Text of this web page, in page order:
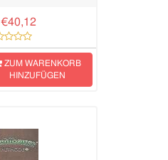
€40,12
ZUM WARENKORB
HINZUFÜGEN